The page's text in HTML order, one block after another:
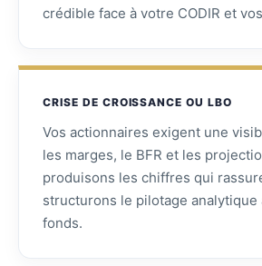
crédible face à votre CODIR et
CRISE DE CROISSANCE OU LBO
Vos actionnaires exigent une
les marges, le BFR et les
produisons les chiffres qui
structurons le pilotage analytique
fonds.